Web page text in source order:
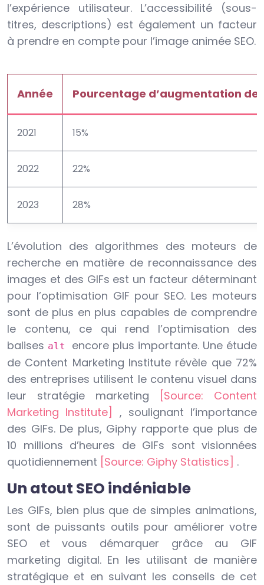
l’expérience utilisateur. L’accessibilité (sous-
titres, descriptions) est également un facteur
à prendre en compte pour l’image animée SEO.
Année Pourcentage d’augmentation de
2021 15%
2022 22%
2023 28%
L’évolution des algorithmes des moteurs de
recherche en matière de reconnaissance des
images et des GIFs est un facteur déterminant
pour l’optimisation GIF pour SEO. Les moteurs
sont de plus en plus capables de comprendre
le contenu, ce qui rend l’optimisation des
balises alt encore plus importante. Une étude
de Content Marketing Institute révèle que 72%
des entreprises utilisent le contenu visuel dans
leur stratégie marketing
[Source: Content
Marketing Institute] , soulignant l’importance
des GIFs. De plus, Giphy rapporte que plus de
10 millions d’heures de GIFs sont visionnées
quotidiennement [Source: Giphy Statistics] .
Un atout SEO indéniable
Les GIFs, bien plus que de simples animations,
sont de puissants outils pour améliorer votre
SEO et vous démarquer grâce au GIF
marketing digital. En les utilisant de manière
stratégique et en suivant les conseils de cet